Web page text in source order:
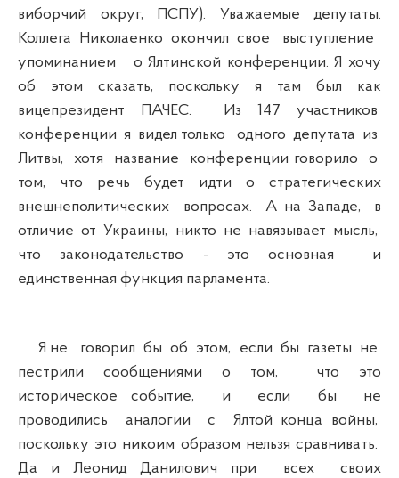
виборчий округ, ПСПУ). Уважаемые депутаты.
Коллега Николаенко окончил свое выступление
упоминанием о Ялтинской конференции. Я хочу
об этом сказать, поскольку я там был как
вицепрезидент ПАЧЕС. Из 147 участников
конференции я видел только одного депутата из
Литвы, хотя название конференции говорило о
том, что речь будет идти о стратегических
внешнеполитических вопросах. А на Западе, в
отличие от Украины, никто не навязывает мысль,
что законодательство - это основная и
единственная функция парламента.
Я не говорил бы об этом, если бы газеты не
пестрили сообщениями о том, что это
историческое событие, и если бы не
проводились аналогии с Ялтой конца войны,
поскольку это никоим образом нельзя сравнивать.
Да и Леонид Данилович при всех своих